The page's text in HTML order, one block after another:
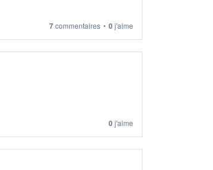
7commentaires • 0j'aime
0j'aime